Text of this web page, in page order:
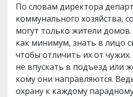
По словам директора
коммунального хозяйства,
могут только жители
как минимум, знать в лицо
чтобы отличить их от
не впускать в подъезд или
кому они направляются.
охрану к каждому